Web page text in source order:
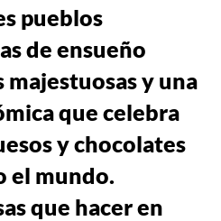
pueblos
de ensueño
y una
que celebra
y chocolates
el mundo.
que hacer en